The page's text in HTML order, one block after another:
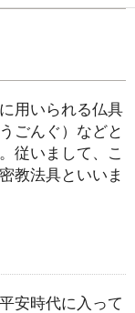
用いられる仏具
ごんぐ）などと
従いまして、こ
教法具といいま
安時代に入って